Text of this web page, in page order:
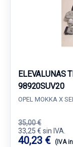
ELEVALUNAS
98920SUV20
OPEL MOKKA X
35,00 €
33,25 € sin IVA.
40,23 € (IVA